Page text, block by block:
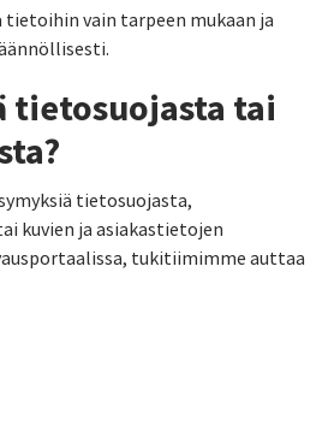
tietoihin vain tarpeen mukaan ja
tietosuojasta tai
tietosuojasta,
kuvien ja asiakastietojen
tukitiimimme auttaa